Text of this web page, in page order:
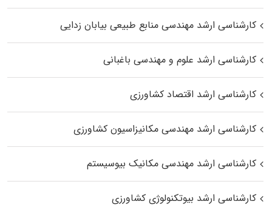
کارشناسی ارشد مهندسی منابع طبیعی بیابان زدایی
کارشناسی ارشد علوم و مهندسی باغبانی
کارشناسی ارشد اقتصاد کشاورزی
کارشناسی ارشد مهندسی مکانیزاسیون کشاورزی
کارشناسی ارشد مهندسی مکانیک بیوسیستم
کارشناسی ارشد بیوتکنولوژی کشاورزی